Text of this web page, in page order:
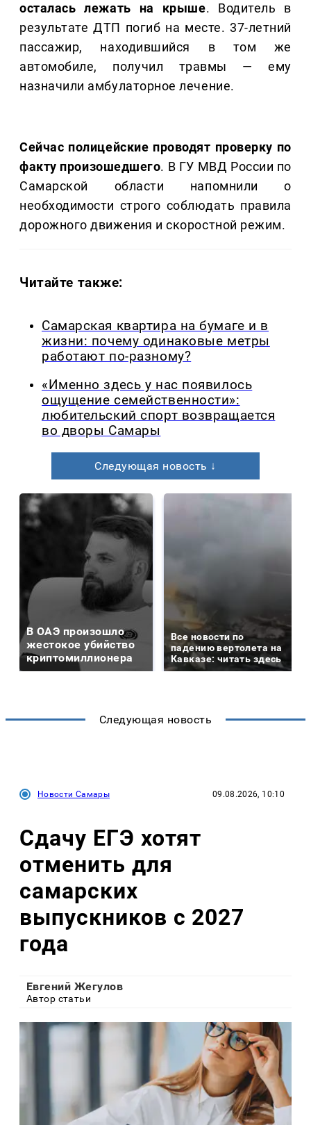
осталась лежать на крыше. Водитель в
результате ДТП погиб на месте. 37-летний
пассажир, находившийся в том же
автомобиле, получил травмы — ему
назначили амбулаторное лечение.
Сейчас полицейские проводят проверку по
факту произошедшего. В ГУ МВД России по
Самарской области напомнили о
необходимости строго соблюдать правила
дорожного движения и скоростной режим.
Читайте также:
Самарская квартира на бумаге и в
жизни: почему одинаковые метры
работают по-разному?
«Именно здесь у нас появилось
ощущение семейственности»:
любительский спорт возвращается
во дворы Самары
Следующая новость ↓
В ОАЭ произошло
жестокое убийство
криптомиллионера
Все новости по
падению вертолета на
Кавказе: читать здесь
Следующая новость
Новости Самары 09.08.2026, 10:10
Сдачу ЕГЭ хотят
отменить для
самарских
выпускников с 2027
года
Евгений Жегулов
Автор статьи